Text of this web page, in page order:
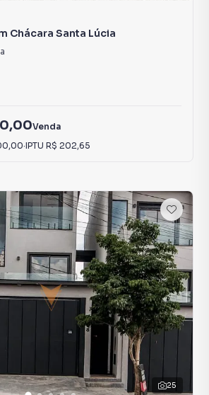
Chácara Santa Lúcia
Venda
·IPTU R$ 202,65
25